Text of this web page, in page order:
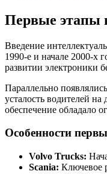
Первые этапы
Введение
1990-е и начале 2000-х
развитии электроники
Параллельно
усталость водителей
обеспечение обладало
Особенности
Volvo Trucks:
Scania: Ключевое